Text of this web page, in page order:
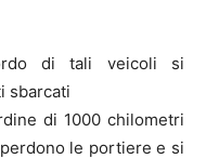
di tali veicoli si
sbarcati
di 1000 chilometri
le portiere e si